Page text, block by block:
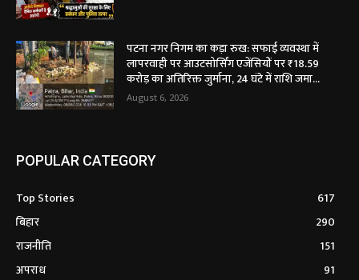
पटना नगर निगम का कड़ा रुख: सफाई व्यवस्था में
लापरवाही पर आउटसोर्सिंग एजेंसियों पर ₹18.59
करोड़ का अतिरिक्त जुर्माना, 24 घंटे में राशि जमा...
August 6, 2026
POPULAR CATEGORY
Top Stories
617
बिहार
290
राजनीति
151
अपराध
91